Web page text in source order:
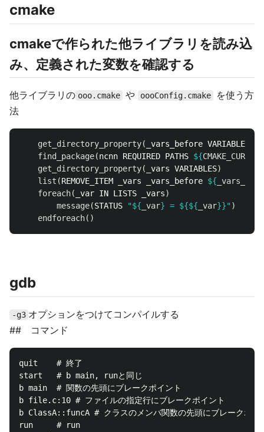
cmake
cmakeで作られた他ライブラリを読み込
み、定義された変数を確認する
他ライブラリの ooo.cmake や oooConfig.cmake
を使う方
法
get_directory_property( _vars_before VARIABLES
find_package(ncnn REQUIRED PATHS ${
get_directory_property( _vars VARIABLES)
list (REMOVE_ITEM _vars _vars_before ${
foreach( _var IN LISTS _vars)
message(STATUS "${ _var} = ${${ _var}}" )
endforeach()
gdb
-g3 オプションをつけてコンパイルする
## コマンド
quit	# 終了
start	# b main, runと同じ
b main	# 関数の先頭にブレークポイント
b file.c:10	# ファイルの指定行にブレークポイント
b ClassA::funcA	# クラスのメンバ関数の先頭にブレークポイント
run		# run